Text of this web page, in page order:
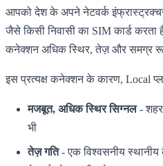
आपको देश के अपने नेटवर्क
जैसे किसी निवासी का SIM कार्ड
कनेक्शन अधिक स्थिर, तेज़ और समग्र
इस प्रत्यक्ष कनेक्शन के कारण, Local
मजबूत, अधिक स्थिर सिग्नल- शहर
भी
तेज़ गति- एक विश्वसनीय स्थानीय